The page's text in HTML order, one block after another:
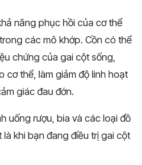
năng phục hồi của cơ thể
các mô khớp. Cồn có thể
chứng của gai cột sống,
cơ thể, làm giảm độ linh hoạt
giác đau đớn.
uống rượu, bia và các loại đồ
khi bạn đang điều trị gai cột